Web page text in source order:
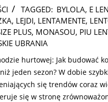
TAGGED: BYLOLA, E
, LEJDI, LENTAMENTE,
PLUS, MONASOU, PIU
UBRANIA
hurtowej: Jak budować
jeden sezon? W dobie
się trendów coraz
się w stronę